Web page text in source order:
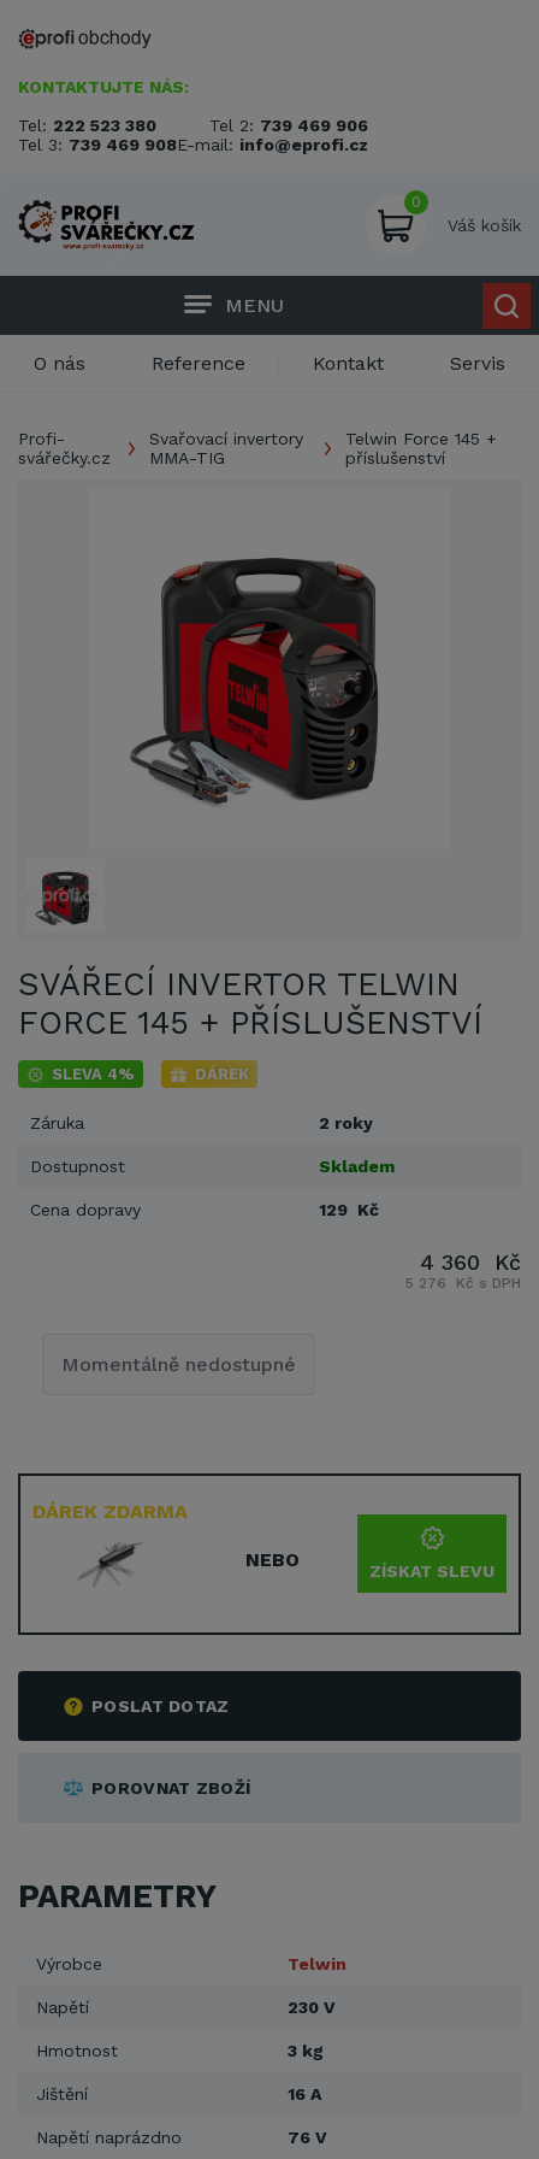
KONTAKTUJTE NÁS:
Tel: 222 523 380 Tel 2: 739 469 906
Tel 3: 739 469 908E-mail: info@eprofi.cz
0
Váš košík
MENU
O nás Reference Kontakt Servis
Profi-
svářečky.cz
Svařovací invertory
MMA-TIG
Telwin Force 145 +
příslušenství
SVÁŘECÍ INVERTOR TELWIN
FORCE 145 + PŘÍSLUŠENSTVÍ
SLEVA 4% DÁREK
Záruka 2 roky
Dostupnost Skladem
Cena dopravy 129 Kč
POSLAT DOTAZ
POROVNAT ZBOŽÍ
DÁREK ZDARMA
NEBO ZÍSKAT SLEVU
4 360 Kč
5 276 Kč s DPH
Momentálně nedostupné
PARAMETRY
Výrobce Telwin
Napětí 230 V
Hmotnost 3 kg
Jištění 16 A
Napětí naprázdno 76 V